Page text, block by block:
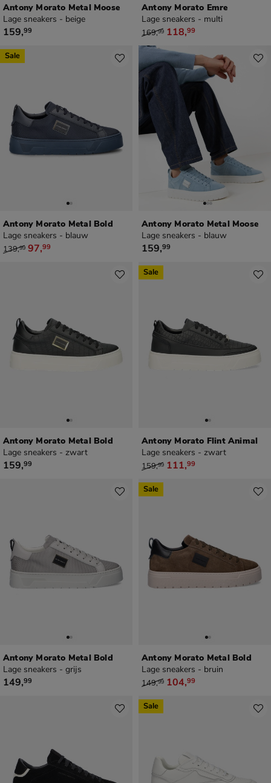
Antony Morato Metal Moose
Lage sneakers - beige
€ 159,99
159,99
Antony Morato Emre
Lage sneakers - multi
van € 169,99 voor € 118,99
169,99 118,99
Antony Morato Metal Bold
Lage sneakers - blauw
van € 139,99 voor € 97,99
139,99 97,99
Sale
Antony Morato Metal Moose
Lage sneakers - blauw
€ 159,99
159,99
Antony Morato Metal Bold
Lage sneakers - zwart
€ 159,99
159,99
Antony Morato Flint Animal
Lage sneakers - zwart
van € 159,99 voor € 111,99
159,99 111,99
Sale
Antony Morato Metal Bold
Lage sneakers - grijs
€ 149,99
149,99
Antony Morato Metal Bold
Lage sneakers - bruin
van € 149,99 voor € 104,99
149,99 104,99
Sale
Sale